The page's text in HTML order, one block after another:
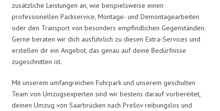
zusätzliche Leistungen an, wie beispielsweise einen
professionellen Packservice, Montage- und Demontagearbeiten
oder den Transport von besonders empfindlichen Gegenständen.
Gerne beraten wir dich ausführlich zu diesen Extra-Services und
erstellen dir ein Angebot, das genau auf deine Bedürfnisse
zugeschnitten ist.
Mit unserem umfangreichen Fuhrpark und unserem geschulten
Team von Umzugsexperten sind wir bestens darauf vorbereitet,
deinen Umzug von Saarbrücken nach Prešov reibungslos und